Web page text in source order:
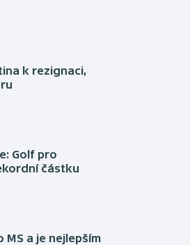
k rezignaci,
Golf pro
částku
a je nejlepším